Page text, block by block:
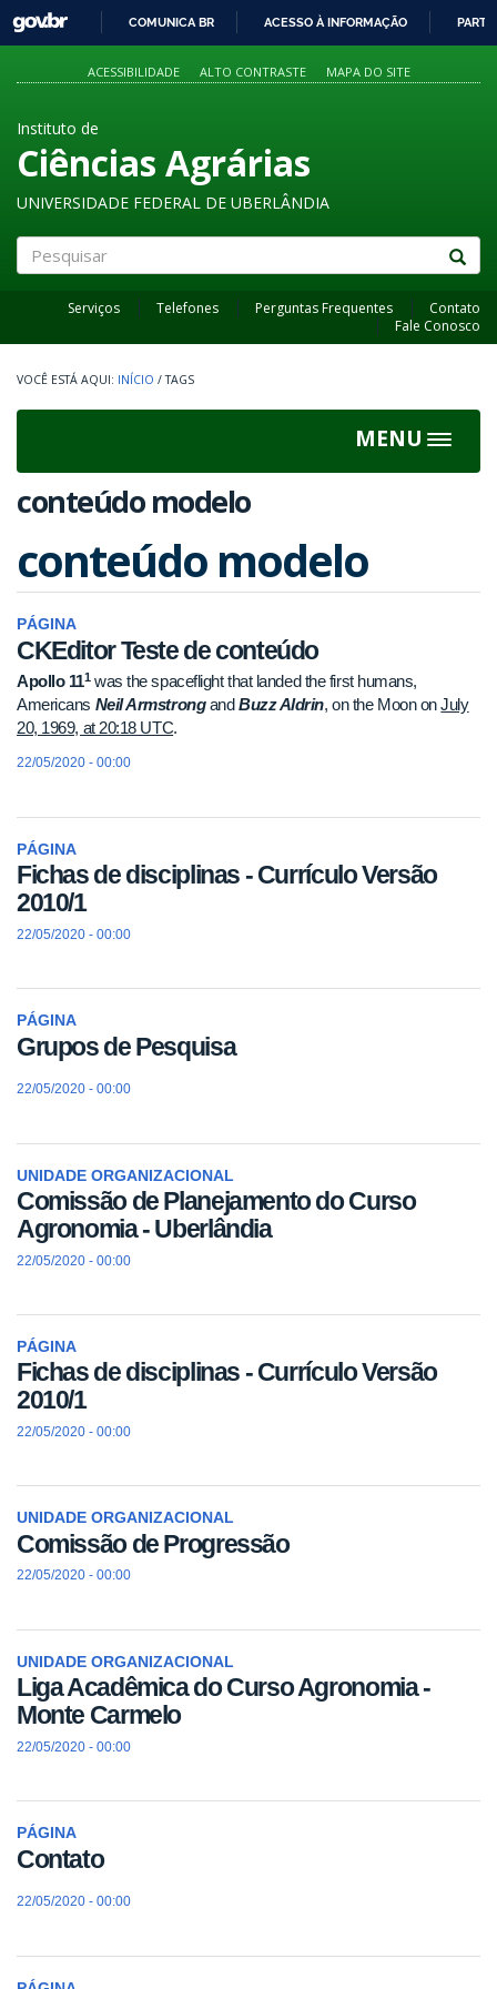
PARA
O
GOVBR
COMUNICA BR ACESSO À INFORMAÇÃO
ACESSIBILIDADE ALTO CONTRASTE MAPA DO SITE
Instituto de
Ciências Agrárias
UNIVERSIDADE FEDERAL DE UBERLÂNDIA
Serviços Telefones Perguntas Frequentes
Contato
Fale Conosco
INÍCIO / TAGS
MENU
Toggle
conteúdo modelo
conteúdo modelo
PÁGINA
CKEditor Teste de conteúdo
Apollo 111was the spaceflight that landed the first humans,
Americans Neil ArmstrongandBuzz Aldrin, on the Moon onJuly
20, 1969, at 20:18 UTC.
22/05/2020 - 00:00
PÁGINA
Fichas de disciplinas - Currículo Versão
2010/1
22/05/2020 - 00:00
PÁGINA
Grupos de Pesquisa
22/05/2020 - 00:00
UNIDADE ORGANIZACIONAL
Comissão de Planejamento do Curso
Agronomia - Uberlândia
22/05/2020 - 00:00
PÁGINA
Fichas de disciplinas - Currículo Versão
2010/1
22/05/2020 - 00:00
UNIDADE ORGANIZACIONAL
Comissão de Progressão
22/05/2020 - 00:00
UNIDADE ORGANIZACIONAL
Liga Acadêmica do Curso Agronomia -
Monte Carmelo
22/05/2020 - 00:00
PÁGINA
Contato
22/05/2020 - 00:00